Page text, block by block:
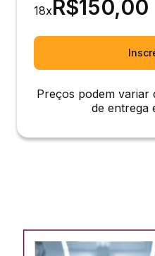
18xR$150,00
Preços podem
de entrega